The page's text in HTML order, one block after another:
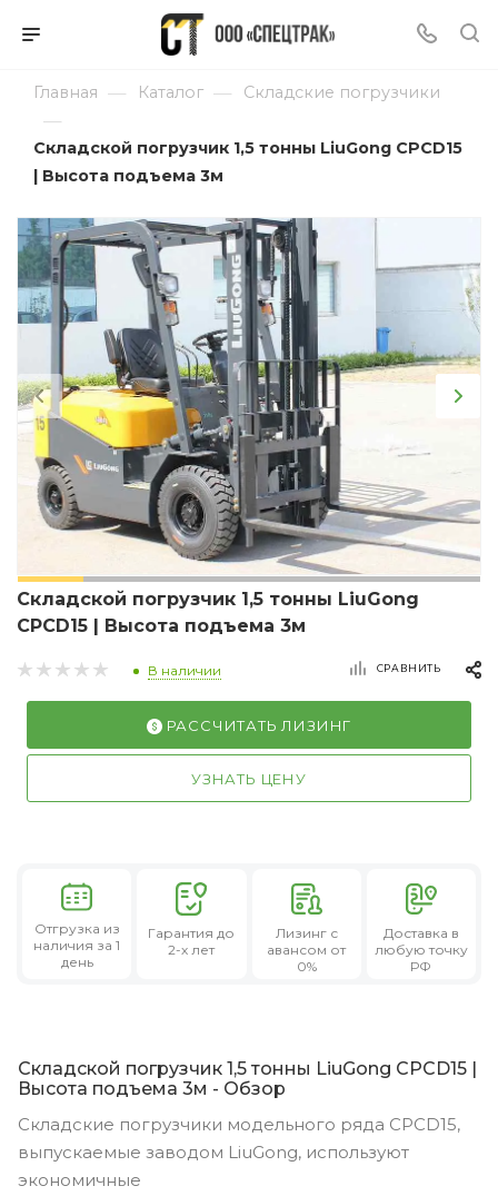
Главная — Каталог — Складские погрузчики
—
Складской погрузчик 1,5 тонны LiuGong CPCD15
| Высота подъема 3м
Складской погрузчик 1,5 тонны LiuGong
CPCD15 | Высота подъема 3м
В наличии СРАВНИТЬ
РАССЧИТАТЬ ЛИЗИНГ
УЗНАТЬ ЦЕНУ
Отгрузка из
наличия за 1
день
Гарантия до
2-х лет
Лизингс
авансом от
0%
Доставка в
любую точку
РФ
Складской погрузчик 1,5 тонны LiuGong CPCD15 |
Высота подъема 3м - Обзор
Складские погрузчики модельного ряда CPCD15,
выпускаемые заводом LiuGong, используют
экономичные